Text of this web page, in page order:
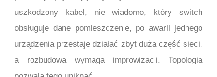
uszkodzony kabel, nie wiadomo, który switch
obsługuje dane pomieszczenie, po awarii jednego
urządzenia przestaje działać zbyt duża część sieci,
a rozbudowa wymaga improwizacji. Topologia